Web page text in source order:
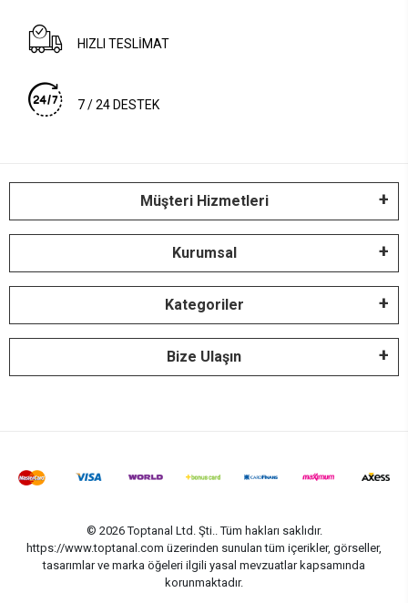
HIZLI TESLİMAT
7 / 24 DESTEK
Müşteri Hizmetleri
Kurumsal
Kategoriler
Bize Ulaşın
© 2026 Toptanal Ltd. Şti.. Tüm hakları saklıdır.
https://www.toptanal.com üzerinden sunulan tüm içerikler, görseller,
tasarımlar ve marka öğeleri ilgili yasal mevzuatlar kapsamında
korunmaktadır.